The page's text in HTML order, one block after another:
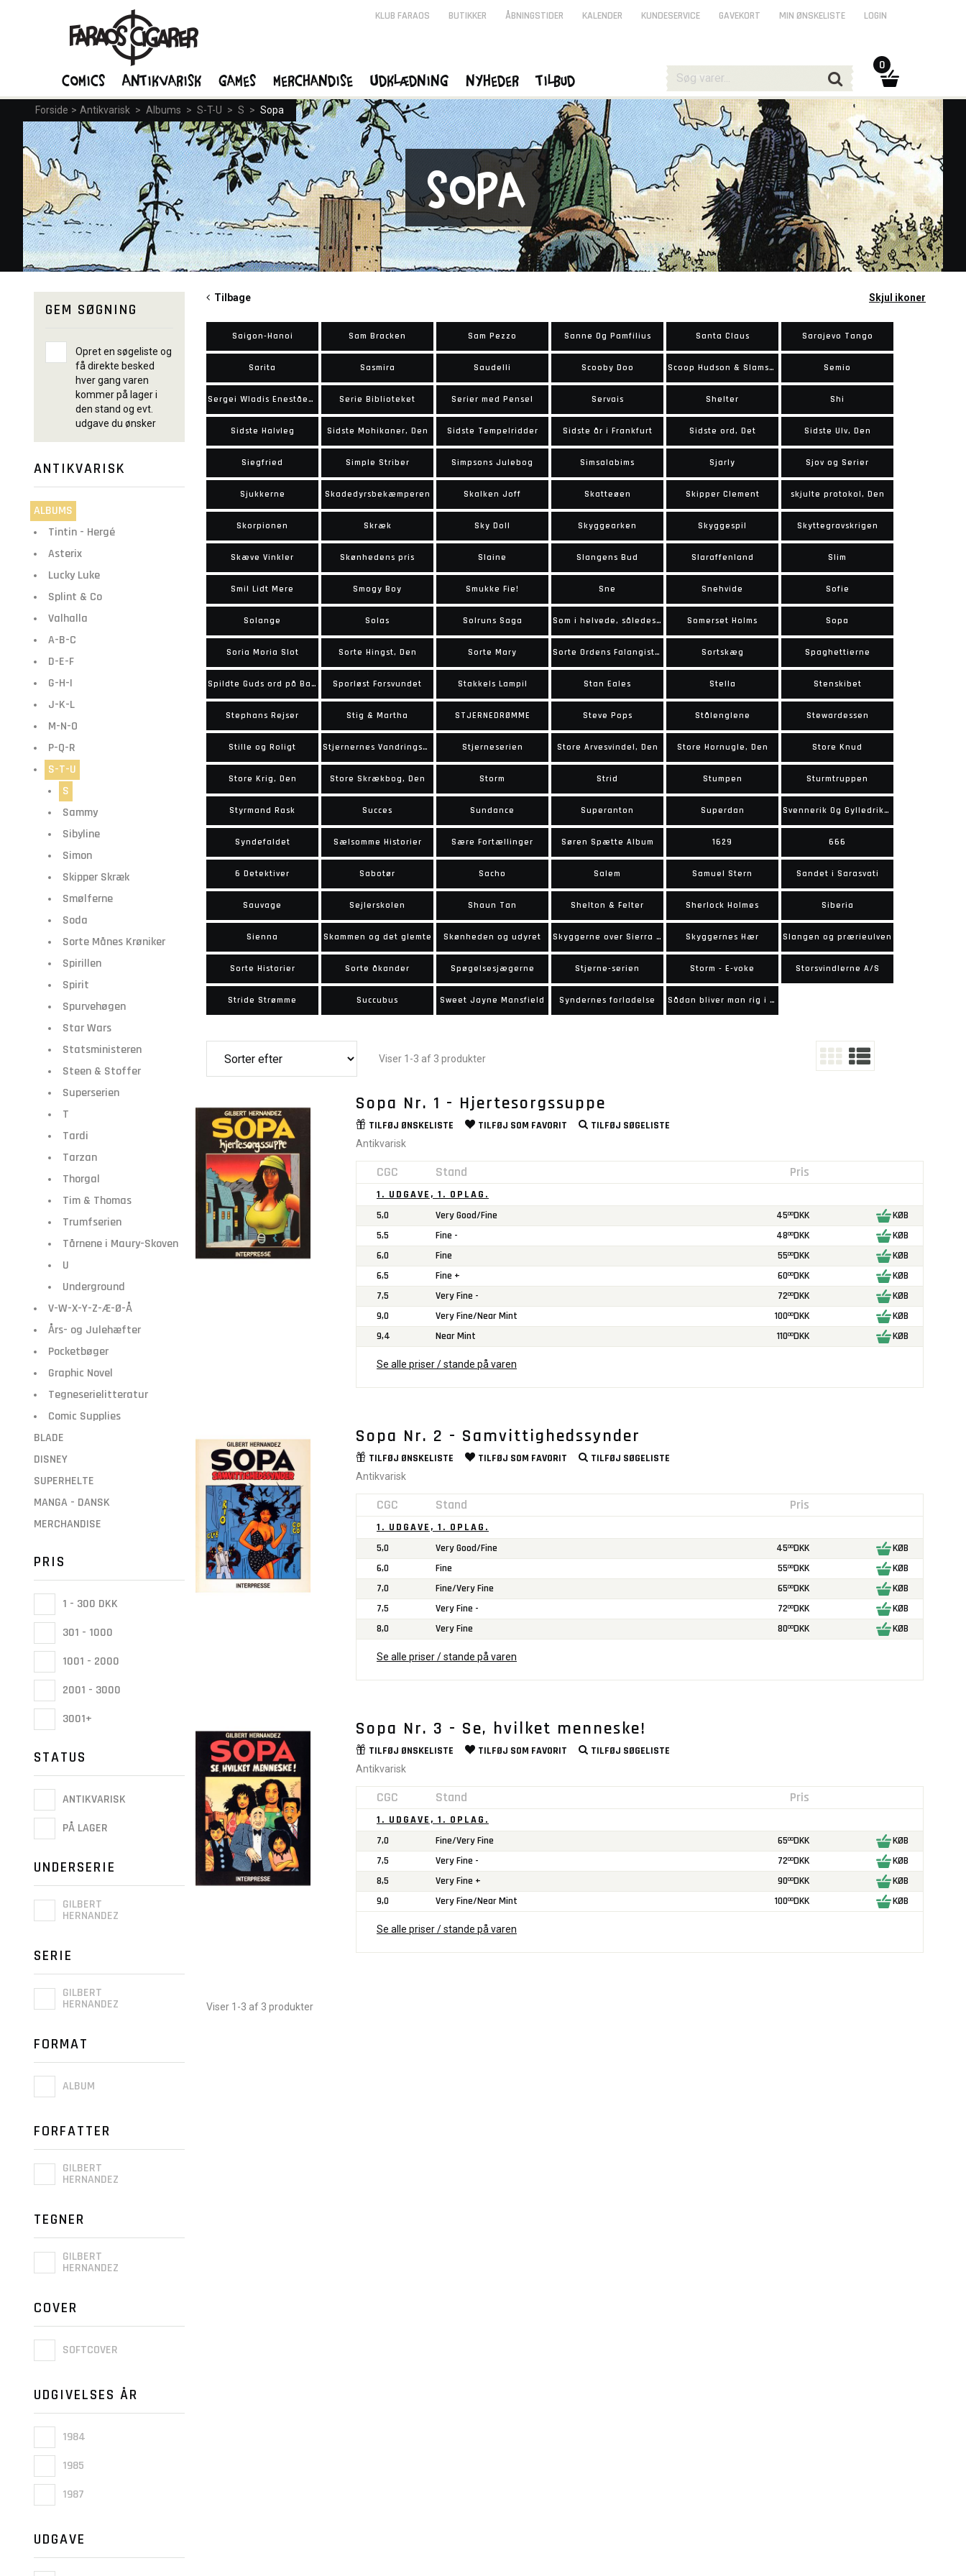
Forside > Antikvarisk > Albums > S-T-U > S > Sopa
Sopa
GEM SØGNING
Opret en søgeliste og
få direkte besked
hver gang varen
kommer på lager i
den stand og evt.
udgave du ønsker
ANTIKVARISK
ALBUMS
Tintin - Hergé
Asterix
Lucky Luke
Splint & Co
Valhalla
A-B-C
D-E-F
G-H-I
J-K-L
M-N-O
P-Q-R
S-T-U
S
Sammy
Sibyline
Simon
Skipper Skræk
Smølferne
Soda
Sorte Månes Krøniker
Spirillen
Spirit
Spurvehøgen
Star Wars
Statsministeren
Steen & Stoffer
Superserien
T
Tardi
Tarzan
Thorgal
Tim & Thomas
Trumfserien
Tårnene i Maury-Skoven
U
Underground
V-W-X-Y-Z-Æ-Ø-Å
Års- og Julehæfter
Pocketbøger
Graphic Novel
Tegneserielitteratur
Comic Supplies
BLADE
DISNEY
SUPERHELTE
MANGA - DANSK
MERCHANDISE
PRIS
1 - 300 DKK
301 - 1000
1001 - 2000
2001 - 3000
3001+
STATUS
ANTIKVARISK
PÅ LAGER
UNDERSERIE
GILBERT
HERNANDEZ
SERIE
GILBERT
HERNANDEZ
FORMAT
ALBUM
FORFATTER
GILBERT
HERNANDEZ
TEGNER
GILBERT
HERNANDEZ
COVER
SOFTCOVER
UDGIVELSES ÅR
1984
1985
1987
UDGAVE
Skjul ikoner
Tilbage
Saigon-Hanoi Sam Bracken Sam Pezzo Sanne Og Pamfilius Santa Claus Sarajevo Tango
Sarita Sasmira Saudelli Scooby Doo Scoop Hudson & Slamskurken Semio
Sergei Wladis Enestående Oplevelser Serie Biblioteket Serier med Pensel Servais Shelter Shi
Sidste Halvleg Sidste Mohikaner, Den Sidste Tempelridder Sidste år i Frankfurt Sidste ord, Det Sidste Ulv, Den
Siegfried Simple Striber Simpsons Julebog Simsalabims Sjarly Sjov og Serier
Sjukkerne Skadedyrsbekæmperen Skalken Joff Skatteøen Skipper Clement skjulte protokol, Den
Skorpionen Skræk Sky Doll Skyggearken Skyggespil Skyttegravskrigen
Skæve Vinkler Skønhedens pris Slaine Slangens Bud Slaraffenland Slim
Smil Lidt Mere Smogy Boy Smukke Fie! Sne Snehvide Sofie
Solange Solas Solruns Saga Som i helvede, således også på jorden Somerset Holms Sopa
Soria Moria Slot Sorte Hingst, Den Sorte Mary Sorte Ordens Falangister Sortskæg Spaghettierne
Spildte Guds ord på Balle-Lars Sporløst Forsvundet Stakkels Lampil Stan Eales Stella Stenskibet
Stephans Rejser Stig & Martha STJERNEDRØMME Steve Pops Stålenglene Stewardessen
Stille og Roligt Stjernernes Vandringsmand Stjerneserien Store Arvesvindel, Den Store Hornugle, Den Store Knud
Store Krig, Den Store Skrækbog, Den Storm Strid Stumpen Sturmtruppen
Styrmand Rask Succes Sundance Superanton Superdan Svennerik Og Gylledrikken
Syndefaldet Sælsomme Historier Sære Fortællinger Søren Spætte Album 1629 666
6 Detektiver Sabotør Sacho Salem Samuel Stern Sandet i Sarasvati
Sauvage Sejlerskolen Shaun Tan Shelton & Felter Sherlock Holmes Siberia
Sienna Skammen og det glemte Skønheden og udyret Skyggerne over Sierra Madre Skyggernes Hær Slangen og prærieulven
Sorte Historier Sorte åkander Spøgelsesjægerne Stjerne-serien Storm - E-voke Storsvindlerne A/S
Stride Strømme Succubus Sweet Jayne Mansfield Syndernes forladelse Sådan bliver man rig i juni 40
Viser 1-3 af 3 produkter
Sopa Nr. 1 - Hjertesorgssuppe
TILFØJ ØNSKELISTE TILFØJ SOM FAVORIT TILFØJ SØGELISTE
Antikvarisk
CGC Stand Pris
1. UDGAVE, 1. OPLAG.
5,0
Very Good/Fine 4500DKK
KØB
5,5
Fine - 4800DKK
KØB
6,0
Fine 5500DKK
KØB
6,5
Fine + 6000DKK
KØB
7,5
Very Fine - 7200DKK
KØB
9,0
Very Fine/Near Mint 10000DKK
KØB
9,4
Near Mint 11000DKK KØB
Se alle priser / stande på varen
Sopa Nr. 2 - Samvittighedssynder
TILFØJ ØNSKELISTE TILFØJ SOM FAVORIT TILFØJ SØGELISTE
Antikvarisk
CGC Stand Pris
1. UDGAVE, 1. OPLAG.
5,0
Very Good/Fine 4500DKK
KØB
6,0
Fine 5500DKK
KØB
7,0
Fine/Very Fine 6500DKK
KØB
7,5
Very Fine - 7200DKK
KØB
8,0
Very Fine 8000DKK KØB
Se alle priser / stande på varen
Sopa Nr. 3 - Se, hvilket menneske!
TILFØJ ØNSKELISTE TILFØJ SOM FAVORIT TILFØJ SØGELISTE
Antikvarisk
CGC Stand Pris
1. UDGAVE, 1. OPLAG.
7,0
Fine/Very Fine 6500DKK
KØB
7,5
Very Fine - 7200DKK
KØB
8,5
Very Fine + 9000DKK
KØB
9,0
Very Fine/Near Mint 10000DKK KØB
Se alle priser / stande på varen
Viser 1-3 af 3 produkter
KLUB FARAOS BUTIKKER ÅBNINGSTIDER KALENDER KUNDESERVICE GAVEKORT MIN ØNSKELISTE LOGIN
Comics Antikvarisk Games Merchandise Udklædning Nyheder Tilbud
0